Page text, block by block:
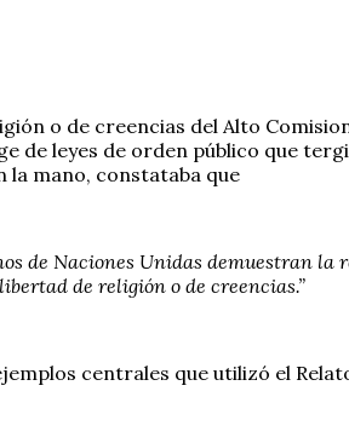
o de creencias del Alto
de leyes de orden público que
mano, constataba que
de Naciones Unidas demuestran
de religión o de creencias.”
centrales que utilizó el